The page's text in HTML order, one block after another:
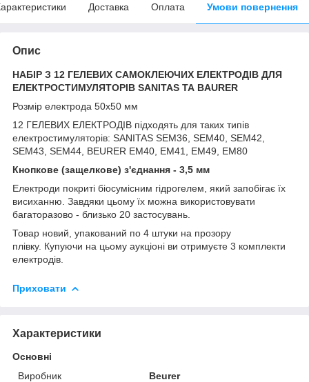
Доставка Оплата Умови повернення
Опис
НАБІР З 12 ГЕЛЕВИХ САМОКЛЕЮЧИХ ЕЛЕКТРОДІВ ДЛЯ
ЕЛЕКТРОСТИМУЛЯТОРІВ SANITAS ТА BAURER
Розмір електрода 50х50 мм
12 ГЕЛЕВИХ ЕЛЕКТРОДІВ підходять для таких типів
електростимуляторів: SANITAS SEM36, SEM40, SEM42,
SEM43, SEM44, BEURER EM40, EM41, EM49, EM80
Кнопкове (защелкове) з'єднання - 3,5 мм
Електроди покриті біосумісним гідрогелем, який запобігає їх
висиханню. Завдяки цьому їх можна використовувати
багаторазово - близько 20 застосувань.
Товар новий, упакований по 4 штуки на прозору
плівку. Купуючи на цьому аукціоні ви отримуєте 3 комплекти
електродів.
Приховати
Характеристики
Основні
Виробник
Beurer